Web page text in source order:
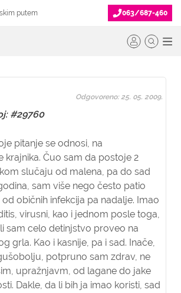
putem 063/687-460
#29760
pitanje se odnosi, na
krajnika. Čuo sam da postoje 2
slučaju od malena, pa do sad
sam više nego često patio
od običnih infekcija pa nadalje. Imao
, virusni, kao i jednom posle toga,
sam celo detinjstvo proveo na
grla. Kao i kasnije, pa i sad. Inače,
potpruno sam zdrav, ne
upražnjavm, od lagane do jake
Dakle, da li bih ja imao koristi, sad
Odgovoreno: 25. 05. 2009.